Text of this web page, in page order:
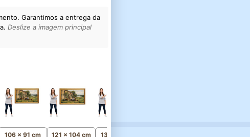
Garantimos a entrega da
Deslize a imagem principal
106 x 91 cm 121 x 104 cm 136 x 117 cm